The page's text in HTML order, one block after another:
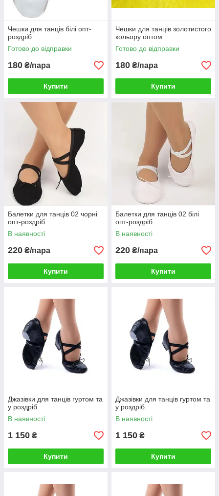
Чешки для танців білі опт-
роздріб
Готово до відправки
180 ₴/пара
Купити
Чешки для танців золотистого
кольору оптом
Готово до відправки
180 ₴/пара
Купити
Балетки для танців 02 чорні
опт-роздріб
В наявності
220 ₴/пара
Купити
Балетки для танців 02 білі
опт-роздріб
В наявності
220 ₴/пара
Купити
Джазівки для танців гуртом та
у роздріб
В наявності
1 150 ₴
Купити
Джазівки для танців гуртом та
у роздріб
В наявності
1 150 ₴
Купити